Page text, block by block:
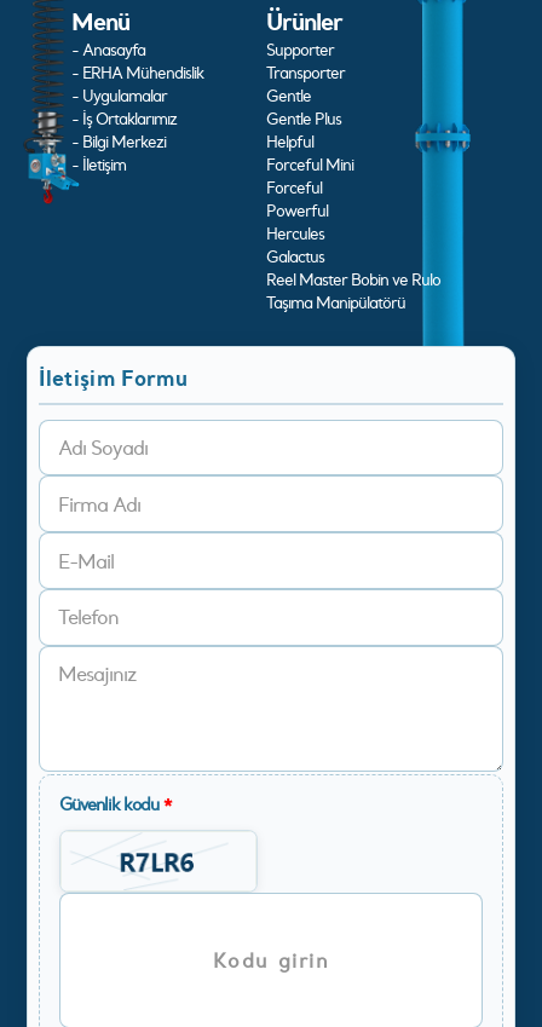
Menü
- Anasayfa
- ERHA Mühendislik
- Uygulamalar
- İş Ortaklarımız
- Bilgi Merkezi
- İletişim
Ürünler
Supporter
Transporter
Gentle
Gentle Plus
Helpful
Forceful Mini
Forceful
Powerful
Hercules
Galactus
Reel Master Bobin ve Rulo
Taşıma Manipülatörü
İletişim Formu
Güvenlik kodu*